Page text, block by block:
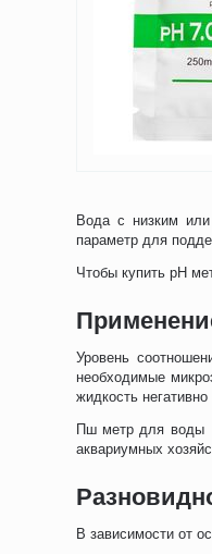
Вода с низким
параметр для
Чтобы купить рН
Уровень
необходимые
жидкость
Пш метр для воды
аквариумных
В зависимости от